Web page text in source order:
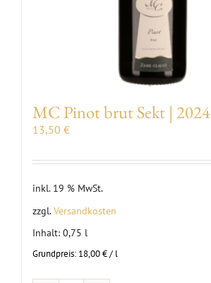
MC Pinot brut Sekt | 2024
13,50 €
inkl. 19 % MwSt.
zzgl.Versandkosten
Inhalt: 0,75 l
Grundpreis: 18,00€/ l